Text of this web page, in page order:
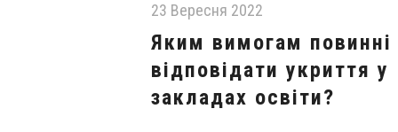
23 Вересня 2022
Яким вимогам повинні
відповідати укриття у
закладах освіти?